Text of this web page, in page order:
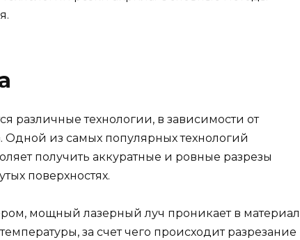
различные технологии, в зависимости от
из самых популярных технологий
получить аккуратные и ровные разрезы
поверхностях.
мощный лазерный луч проникает в материал
за счет чего происходит разрезание